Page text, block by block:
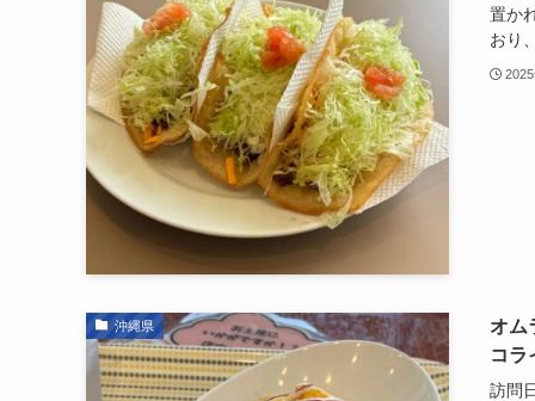
置か
おり
沖縄県
オム
コラ
訪問